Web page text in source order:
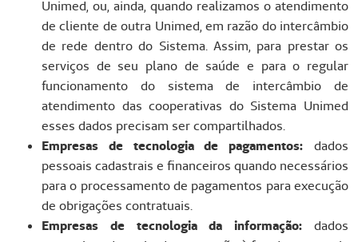
Unimed, ou, ainda, quando realizamos o atendimento
de cliente de outra Unimed, em razão do intercâmbio
de rede dentro do Sistema. Assim, para prestar os
serviços de seu plano de saúde e para o regular
funcionamento do sistema de intercâmbio de
atendimento das cooperativas do Sistema Unimed
esses dados precisam ser compartilhados.
Empresas de tecnologia de pagamentos: dados
pessoais cadastrais e financeiros quando necessários
para o processamento de pagamentos para execução
de obrigações contratuais.
Empresas de tecnologia da informação: dados